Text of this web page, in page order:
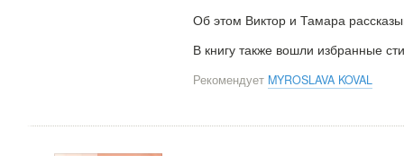
Об этом Виктор и Тамара
В книгу также вошли избранные
Рекомендует MYROSLAVA KOVAL